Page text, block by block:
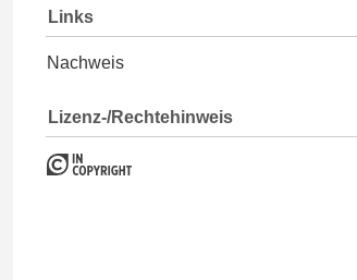
Links
Nachweis
Lizenz-/Rechtehinweis